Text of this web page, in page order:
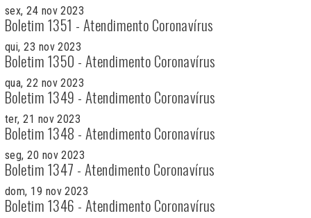
sex, 24 nov 2023
Boletim 1351 - Atendimento Coronavírus
qui, 23 nov 2023
Boletim 1350 - Atendimento Coronavírus
qua, 22 nov 2023
Boletim 1349 - Atendimento Coronavírus
ter, 21 nov 2023
Boletim 1348 - Atendimento Coronavírus
seg, 20 nov 2023
Boletim 1347 - Atendimento Coronavírus
dom, 19 nov 2023
Boletim 1346 - Atendimento Coronavírus